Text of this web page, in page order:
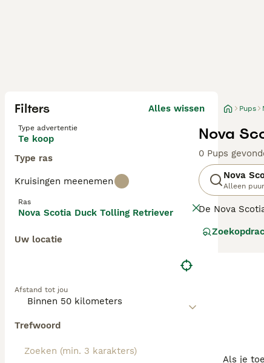
Filters Alles wissen
Type advertentie
Te koop
Type ras
Kruisingen meenemen
Ras
Nova Scotia Duck Tolling Retriever
Uw locatie
Afstand tot jou
Trefwoord
Pups
Nova
0 Pups
Nova
Alleen puur
De Nova
rondjes te
Als je